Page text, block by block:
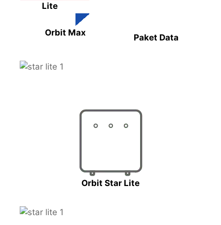
Lite
Orbit Max Paket Data
Orbit Star Lite